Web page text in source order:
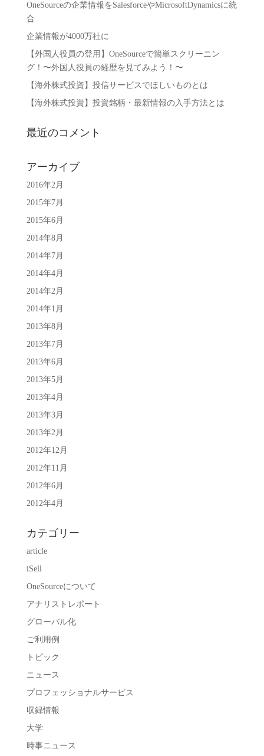
OneSourceの企業情報をSalesforceやMicrosoftDynamicsに統
合
企業情報が4000万社に
【外国人役員の登用】OneSourceで簡単スクリーニン
グ！〜外国人役員の経歴を見てみよう！〜
【海外株式投資】投信サービスでほしいものとは
【海外株式投資】投資銘柄・最新情報の入手方法とは
最近のコメント
アーカイブ
2016年2月
2015年7月
2015年6月
2014年8月
2014年7月
2014年4月
2014年2月
2014年1月
2013年8月
2013年7月
2013年6月
2013年5月
2013年4月
2013年3月
2013年2月
2012年12月
2012年11月
2012年6月
2012年4月
カテゴリー
article
iSell
OneSourceについて
アナリストレポート
グローバル化
ご利用例
トピック
ニュース
プロフェッショナルサービス
収録情報
大学
時事ニュース